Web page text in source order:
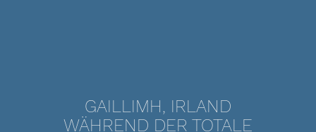
GAILLIMH, IRLAND
WÄHREND DER TOTALE